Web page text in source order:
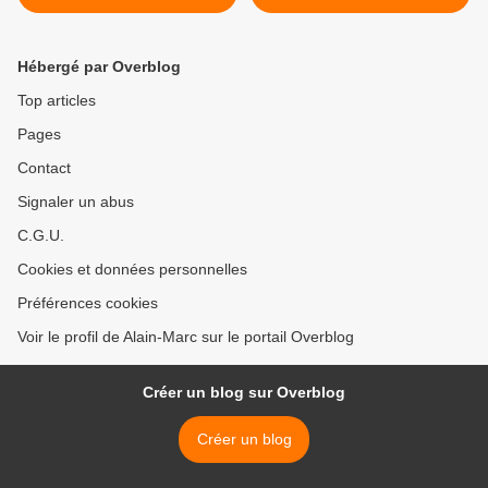
Hébergé par Overblog
Top articles
Pages
Contact
Signaler un abus
C.G.U.
Cookies et données personnelles
Préférences cookies
Voir le profil de Alain-Marc sur le portail Overblog
Créer un blog sur Overblog
Créer un blog